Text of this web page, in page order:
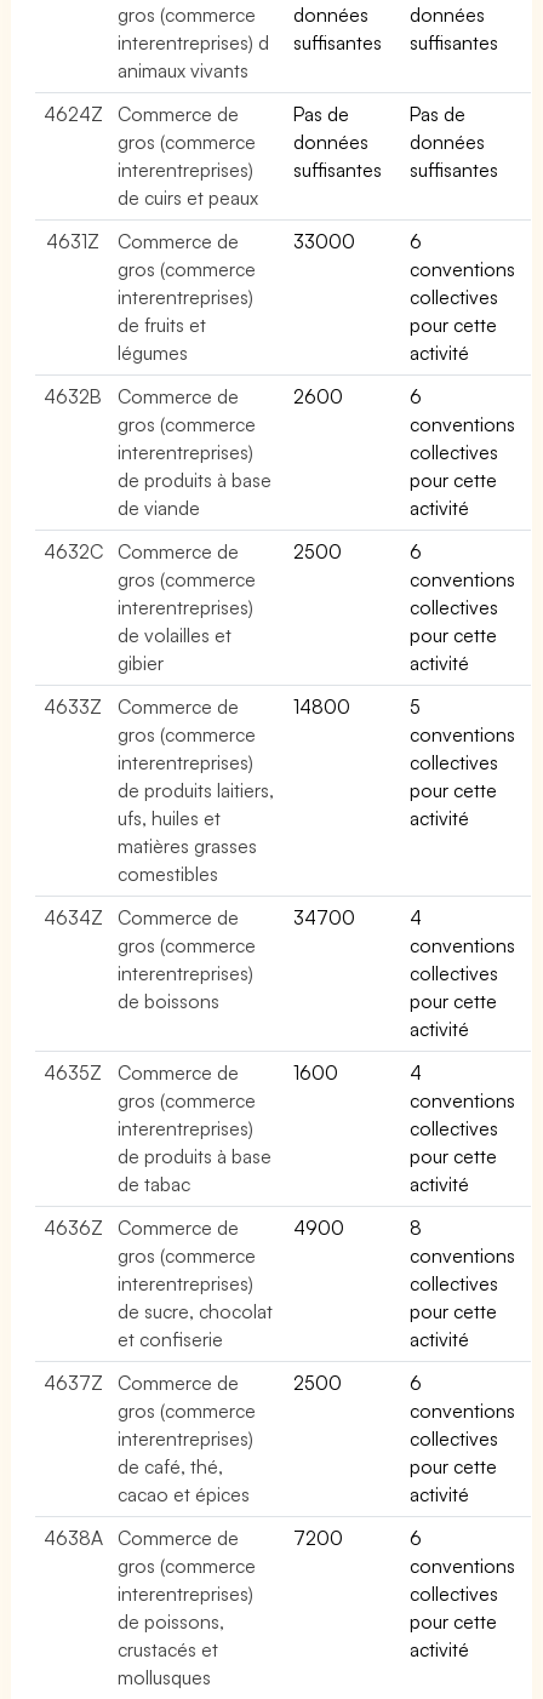
gros (commerce
interentreprises) d
animaux vivants
données
suffisantes
données
suffisantes
4624Z
Commerce de
gros (commerce
interentreprises)
de cuirs et peaux
Pas de
données
suffisantes
Pas de
données
suffisantes
4631Z
Commerce de
gros (commerce
interentreprises)
de fruits et
légumes
33000
6
conventions
collectives
pour cette
activité
4632B
Commerce de
gros (commerce
interentreprises)
de produits à base
de viande
2600
6
conventions
collectives
pour cette
activité
4632C
Commerce de
gros (commerce
interentreprises)
de volailles et
gibier
2500
6
conventions
collectives
pour cette
activité
4633Z
Commerce de
gros (commerce
interentreprises)
de produits laitiers,
ufs, huiles et
matières grasses
comestibles
14800
5
conventions
collectives
pour cette
activité
4634Z
Commerce de
gros (commerce
interentreprises)
de boissons
34700
4
conventions
collectives
pour cette
activité
4635Z
Commerce de
gros (commerce
interentreprises)
de produits à base
de tabac
1600
4
conventions
collectives
pour cette
activité
4636Z
Commerce de
gros (commerce
interentreprises)
de sucre, chocolat
et confiserie
4900
8
conventions
collectives
pour cette
activité
4637Z
Commerce de
gros (commerce
interentreprises)
de café, thé,
cacao et épices
2500
6
conventions
collectives
pour cette
activité
4638A
Commerce de
gros (commerce
interentreprises)
de poissons,
crustacés et
mollusques
7200
6
conventions
collectives
pour cette
activité